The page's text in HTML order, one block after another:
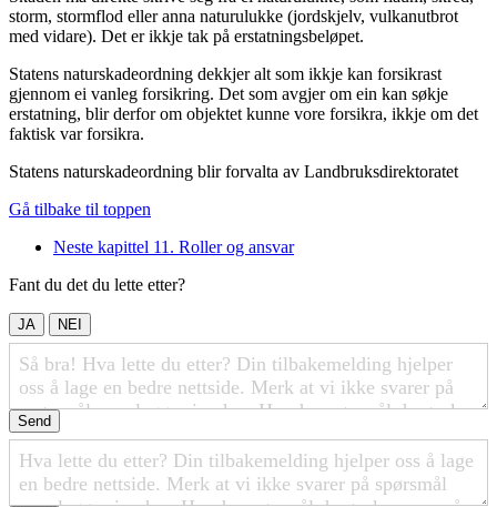
storm, stormflod eller anna naturulukke (jordskjelv, vulkanutbrot
med vidare). Det er ikkje tak på erstatningsbeløpet.
Statens naturskadeordning dekkjer alt som ikkje kan forsikrast
gjennom ei vanleg forsikring. Det som avgjer om ein kan søkje
erstatning, blir derfor om objektet kunne vore forsikra, ikkje om det
faktisk var forsikra.
Statens naturskadeordning blir forvalta av Landbruksdirektoratet
Gå tilbake til toppen
Neste kapittel 11. Roller og ansvar
Fant du det du lette etter?
JA NEI
Send